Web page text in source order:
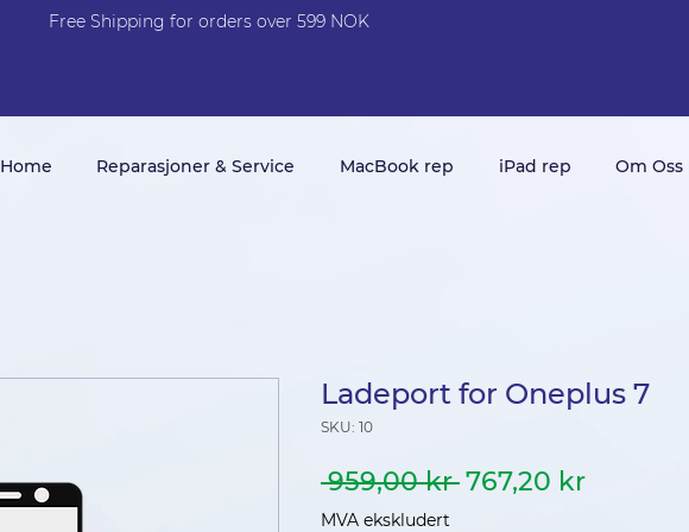
Free Shipping for orders over 599 NOK
Home Reparasjoner & Service MacBook rep iPad rep Om Oss
Ladeport for Oneplus 7
SKU: 10
959,00 kr Vanlig
767,20 krSalgspris
MVA ekskludert